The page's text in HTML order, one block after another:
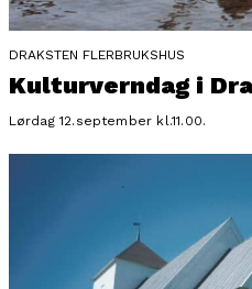
DRAKSTEN FLERBRUKSHUS
Kulturverndag i
Lørdag 12.september kl.11.00.